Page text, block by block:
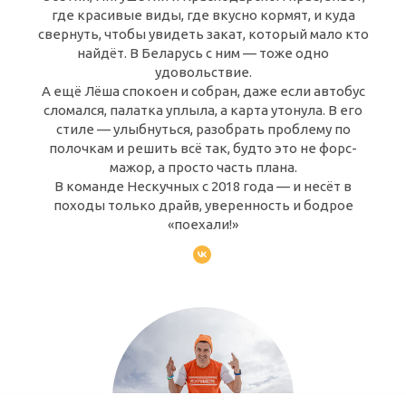
где красивые виды, где вкусно кормят, и куда
свернуть, чтобы увидеть закат, который мало кто
найдёт. В Беларусь с ним — тоже одно
удовольствие.
А ещё Лёша спокоен и собран, даже если автобус
сломался, палатка уплыла, а карта утонула. В его
стиле — улыбнуться, разобрать проблему по
полочкам и решить всё так, будто это не форс-
мажор, а просто часть плана.
В команде Нескучных с 2018 года — и несёт в
походы только драйв, уверенность и бодрое
«поехали!»